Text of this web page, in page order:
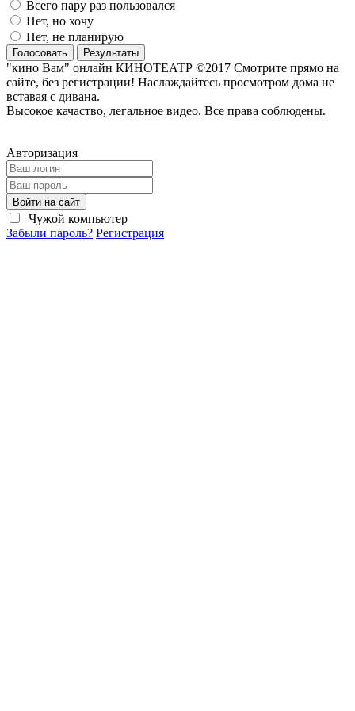
Всего пару раз пользовался
Нет, но хочу
Нет, не планирую
Голосовать Результаты
"кино Вам" онлайн КИНОТЕАТР ©2017 Смотрите прямо на
сайте, без регистрации! Наслаждайтесь просмотром дома не
вставая с дивана.
Высокое качаство, легальное видео. Все права соблюдены.
Авторизация
Войти на сайт
Чужой компьютер
Забыли пароль? Регистрация